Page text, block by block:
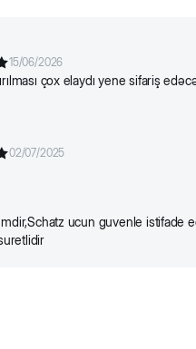
15/06/2026
çox elaydı yene sifariş
02/07/2025
ucun guvenle istifade